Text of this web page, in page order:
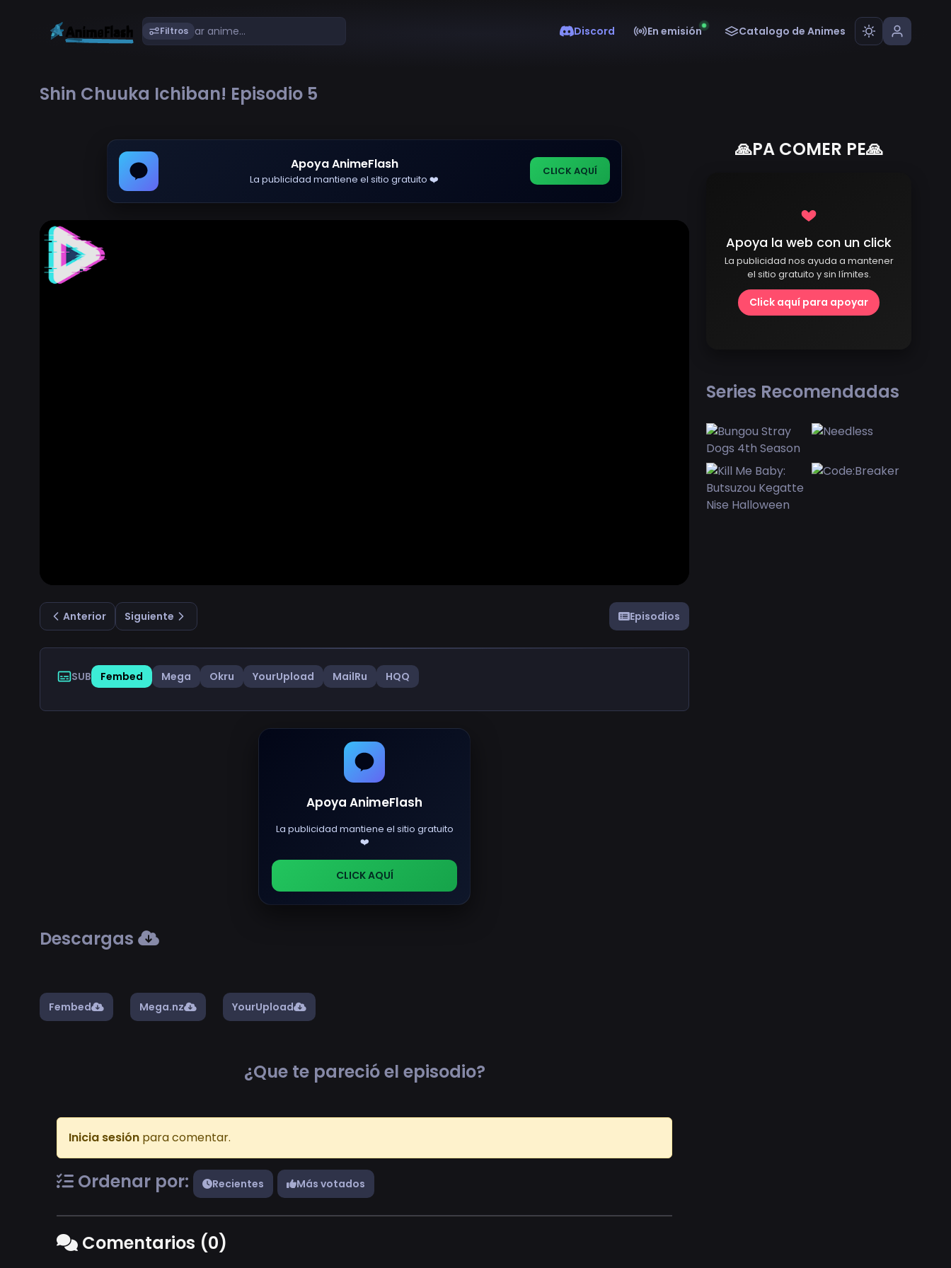
Filtros Discord En emisión Catalogo de Animes
Shin Chuuka Ichiban! Episodio 5
Apoya AnimeFlash
La publicidad mantiene el sitio gratuito ❤️
CLICK AQUÍ
Anterior Siguiente Episodios
SUB Fembed Mega Okru YourUpload MailRu HQQ
Apoya AnimeFlash
La publicidad mantiene el sitio gratuito
❤️
CLICK AQUÍ
Descargas
Fembed Mega.nz YourUpload
¿Que te pareció el episodio?
Inicia sesión para comentar.
Ordenar por: Recientes Más votados
Comentarios (0)
🙏PA COMER PE🙏
Apoya la web con un click
La publicidad nos ayuda a mantener
el sitio gratuito y sin límites.
Click aquí para apoyar
Series Recomendadas